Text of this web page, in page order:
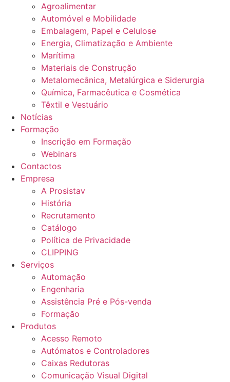
Agroalimentar
Automóvel e Mobilidade
Embalagem, Papel e Celulose
Energia, Climatização e Ambiente
Marítima
Materiais de Construção
Metalomecânica, Metalúrgica e Siderurgia
Química, Farmacêutica e Cosmética
Têxtil e Vestuário
Notícias
Formação
Inscrição em Formação
Webinars
Contactos
Empresa
A Prosistav
História
Recrutamento
Catálogo
Política de Privacidade
CLIPPING
Serviços
Automação
Engenharia
Assistência Pré e Pós-venda
Formação
Produtos
Acesso Remoto
Autómatos e Controladores
Caixas Redutoras
Comunicação Visual Digital